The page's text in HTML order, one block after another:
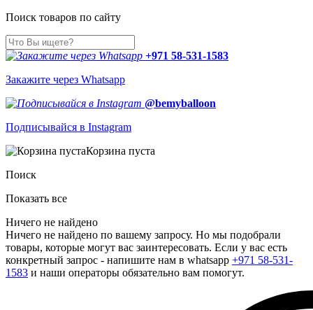
Поиск товаров по сайту
+971 58-531-1583
Закажите через Whatsapp
@bemyballoon
Подписывайся в Instagram
Корзина пуста
Поиск
Показать все
Ничего не найдено
Ничего не найдено по вашему запросу. Но мы подобрали
товары, которые могут вас заинтересовать. Если у вас есть
конкретный запрос - напишите нам в whatsapp +971 58-531-
1583 и наши операторы обязательно вам помогут.